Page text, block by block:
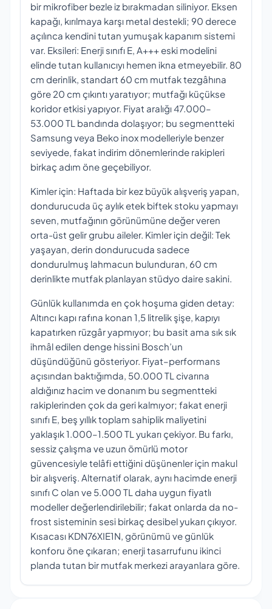
bir mikrofiber bezle iz bırakmadan siliniyor. Eksen
kapağı, kırılmaya karşı metal destekli; 90 derece
açılınca kendini tutan yumuşak kapanım sistemi
var. Eksileri: Enerji sınıfı E, A+++ eski modelini
elinde tutan kullanıcıyı hemen ikna etmeyebilir. 80
cm derinlik, standart 60 cm mutfak tezgâhına
göre 20 cm çıkıntı yaratıyor; mutfağı küçükse
koridor etkisi yapıyor. Fiyat aralığı 47.000–
53.000 TL bandında dolaşıyor; bu segmentteki
Samsung veya Beko inox modelleriyle benzer
seviyede, fakat indirim dönemlerinde rakipleri
birkaç adım öne geçebiliyor.
Kimler için: Haftada bir kez büyük alışveriş yapan,
dondurucuda üç aylık etek biftek stoku yapmayı
seven, mutfağının görünümüne değer veren
orta-üst gelir grubu aileler. Kimler için değil: Tek
yaşayan, derin dondurucuda sadece
dondurulmuş lahmacun bulunduran, 60 cm
derinlikte mutfak planlayan stüdyo daire sakini.
Günlük kullanımda en çok hoşuma giden detay:
Altıncı kapı rafına konan 1,5 litrelik şişe, kapıyı
kapatırken rüzgâr yapmıyor; bu basit ama sık sık
ihmâl edilen denge hissini Bosch’un
düşündüğünü gösteriyor. Fiyat–performans
açısından baktığımda, 50.000 TL civarına
aldığınız hacim ve donanım bu segmentteki
rakiplerinden çok da geri kalmıyor; fakat enerji
sınıfı E, beş yıllık toplam sahiplik maliyetini
yaklaşık 1.000–1.500 TL yukarı çekiyor. Bu farkı,
sessiz çalışma ve uzun ömürlü motor
güvencesiyle telâfi ettiğini düşünenler için makul
bir alışveriş. Alternatif olarak, aynı hacimde enerji
sınıfı C olan ve 5.000 TL daha uygun fiyatlı
modeller değerlendirilebilir; fakat onlarda da no-
frost sisteminin sesi birkaç desibel yukarı çıkıyor.
Kısacası KDN76XIE1N, görünümü ve günlük
konforu öne çıkaran; enerji tasarrufunu ikinci
planda tutan bir mutfak merkezi arayanlara göre.